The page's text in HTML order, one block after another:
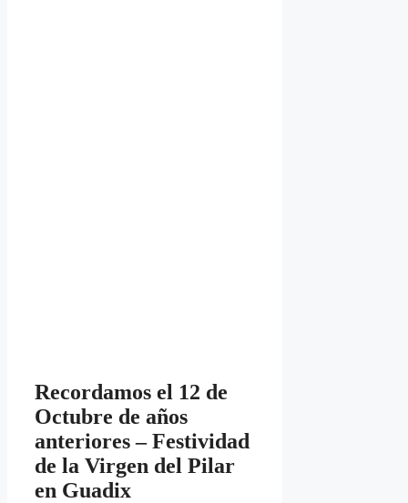
Recordamos el 12 de
Octubre de años
anteriores – Festividad
de la Virgen del Pilar
en Guadix